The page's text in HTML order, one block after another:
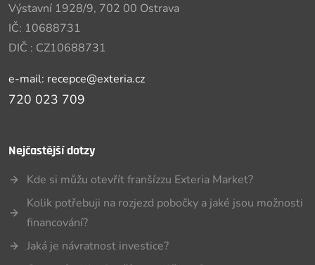
Výstavní 1928/9, 702 00 Ostrava
IČ: 10688731
DIČ : CZ10688731
e-mail: recepce@exteria.cz
720 023 709
Nejčastější dotzy
Kde si můžu otevřít franšízzu Exteria Market?
Kolik potřebuji na rozjezd pobočky a jaké jsou možnosti
financování?
Jaká je návratnost investice?